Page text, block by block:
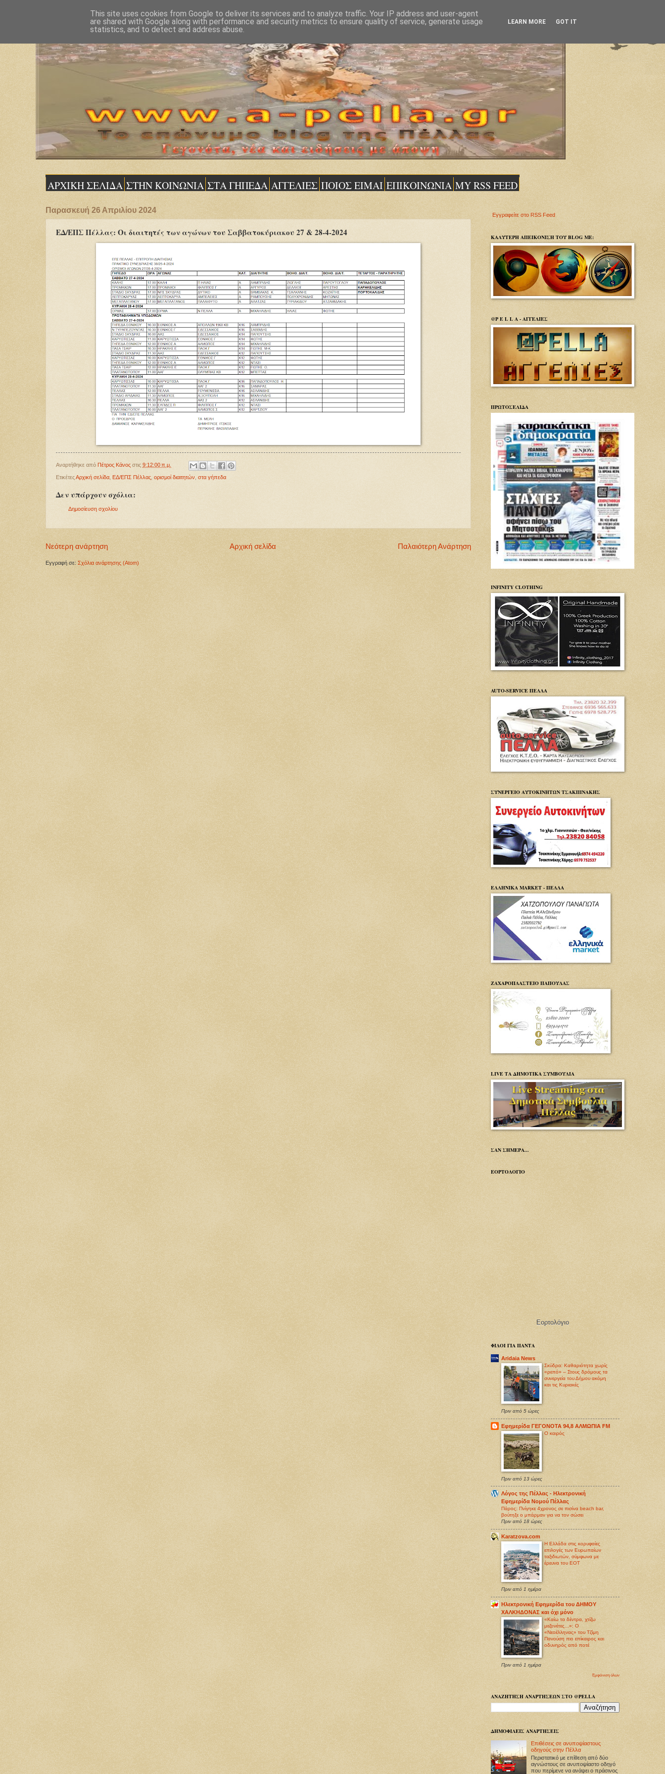
ΑΡΧΙΚΗ ΣΕΛΙΔΑ ΣΤΗΝ ΚΟΙΝΩΝΙΑ ΣΤΑ ΓΗΠΕΔΑ ΑΓΓΕΛΙΕΣ ΠΟΙΟΣ ΕΙΜΑΙ ΕΠΙΚΟΙΝΩΝΙΑ MY RSS FEED
Παρασκευή 26 Απριλίου 2024
ΕΔ/ΕΠΣ Πέλλας: Οι διαιτητές των αγώνων του Σαββατοκύριακου 27 & 28-4-2024
Αναρτήθηκε από Πέτρος Κάνος στις 9:12:00 π.μ.
ΕτικέτεςΑρχική σελίδα ΕΔ/ΕΠΣ Πέλλας ορισμοί διαιτητών στα γήπεδα
Δεν υπάρχουν σχόλια:
Δημοσίευση σχολίου
Νεότερη ανάρτηση Παλαιότερη Ανάρτηση
Αρχική σελίδα
Εγγραφή σε: Σχόλια ανάρτησης (Atom)
Εγγραφείτε στο RSS Feed
ΚΑΛΥΤΕΡΗ ΑΠΕΙΚΟΝΙΣΗ ΤΟΥ BLOG ΜΕ:
@P E L L A - ΑΓΓΕΛΙΕΣ
ΠΡΩΤΟΣΕΛΙΔΑ
INFINITY CLOTHING
AUTO-SERVICE ΠΕΛΛΑ
ΣΥΝΕΡΓΕΙΟ ΑΥΤΟΚΙΝΗΤΩΝ ΤΣΑΚΠΙΝΑΚΗΣ
ΕΛΛΗΝΙΚΑ MARKET - ΠΕΛΛΑ
ΖΑΧΑΡΟΠΛΑΣΤΕΙΟ ΠΑΠΟΥΛΑΣ
LIVE ΤΑ ΔΗΜΟΤΙΚΑ ΣΥΜΒΟΥΛΙΑ
ΣΑΝ ΣΗΜΕΡΑ...
ΕΟΡΤΟΛΟΓΙΟ
Εορτολόγιο
ΦΙΛΟΙ ΓΙΑ ΠΑΝΤΑ
Aridaia News
Σκύδρα: Καθαριότητα χωρίς
«ρεπό» – Στους δρόμους τα
συνεργεία του Δήμου ακόμη
και τις Κυριακές
Πριν από 5 ώρες
Εφημερίδα ΓΕΓΟΝΟΤΑ 94,8 ΑΛΜΩΠΙΑ FM
O καιρός
Πριν από 13 ώρες
Λόγος της Πέλλας - Ηλεκτρονική
Εφημερίδα Νομού Πέλλας
Πάρος: Πνίγηκε 4χρονος σε πισίνα beach bar,
βούτηξε ο μπάρμαν για να τον σώσει
Πριν από 18 ώρες
Karatzova.com
Η Ελλάδα στις κορυφαίες
επιλογές των Ευρωπαίων
ταξιδιωτών, σύμφωνα με
έρευνα του ΕΟΤ
Πριν από 1 ημέρα
Ηλεκτρονική Εφημερίδα του ΔΗΜΟΥ
ΧΑΛΚΗΔΟΝΑΣ και όχι μόνο
«Καίω τα δέντρα, χτίζω
μεζονέτες...»: Ο
«Νεοέλληνας» του Τζίμη
Πανούση πιο επίκαιρος και
οδυνηρός από ποτέ
Πριν από 1 ημέρα
Εμφάνιση όλων
ΑΝΑΖΗΤΗΣΗ ΑΝΑΡΤΗΣΕΩΝ ΣΤΟ @PELLA
ΔΗΜΟΦΙΛΕΙΣ ΑΝΑΡΤΗΣΕΙΣ
Επιθέσεις σε ανυποψίαστους
οδηγούς στην Πέλλα
Περιστατικό με επίθεση από δύο
αγνώστους σε ανυποψίαστο οδηγό
που περίμενε να ανάψει ο πράσινος
This site uses cookies from Google to deliver its services and to analyze traffic. Your IP address and user-agent
are shared with Google along with performance and security metrics to ensure quality of service, generate usage
statistics, and to detect and address abuse.
LEARN MORE GOT IT